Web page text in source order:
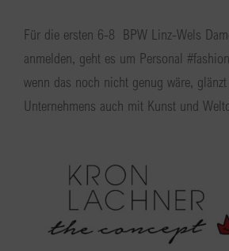
Für die ersten 6-8 BPW Linz-Wels
anmelden, geht es um Personal
wenn das noch nicht genug wäre,
Unternehmens auch mit Kunst und